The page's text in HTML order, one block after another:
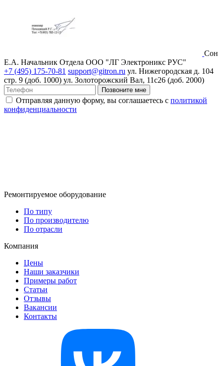
Сон
Е.А. Начальник Отдела ООО "ЛГ Электроникс РУС"
+7 (495) 175-70-81 support@gitron.ru ул. Нижегородская д. 104
стр. 9 (доб. 1000) ул. Золоторожский Вал, 11с26 (доб. 2000)
Позвоните мне
Отправляя данную форму, вы соглашаетесь с политикой
конфиденциальности
Ремонтируемое оборудование
По типу
По производителю
По отрасли
Компания
Цены
Наши заказчики
Примеры работ
Статьи
Отзывы
Вакансии
Контакты